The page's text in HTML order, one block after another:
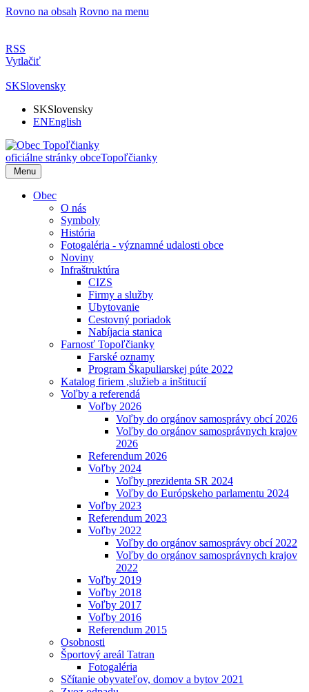
Rovno na obsah Rovno na menu
RSS
Vytlačiť
SKSlovensky
SKSlovensky
ENEnglish
oficiálne stránky obceTopoľčianky
Menu
Obec
O nás
Symboly
História
Fotogaléria - významné udalosti obce
Noviny
Infraštruktúra
CIZS
Firmy a služby
Ubytovanie
Cestovný poriadok
Nabíjacia stanica
Farnosť Topoľčianky
Farské oznamy
Program Škapuliarskej púte 2022
Katalog firiem ,služieb a inštitucií
Voľby a referendá
Voľby 2026
Voľby do orgánov samosprávy obcí 2026
Voľby do orgánov samosprávnych krajov
2026
Referendum 2026
Voľby 2024
Voľby prezidenta SR 2024
Voľby do Európskeho parlamentu 2024
Voľby 2023
Referendum 2023
Voľby 2022
Voľby do orgánov samosprávy obcí 2022
Voľby do orgánov samosprávnych krajov
2022
Voľby 2019
Voľby 2018
Voľby 2017
Voľby 2016
Referendum 2015
Osobnosti
Športový areál Tatran
Fotogaléria
Sčítanie obyvateľov, domov a bytov 2021